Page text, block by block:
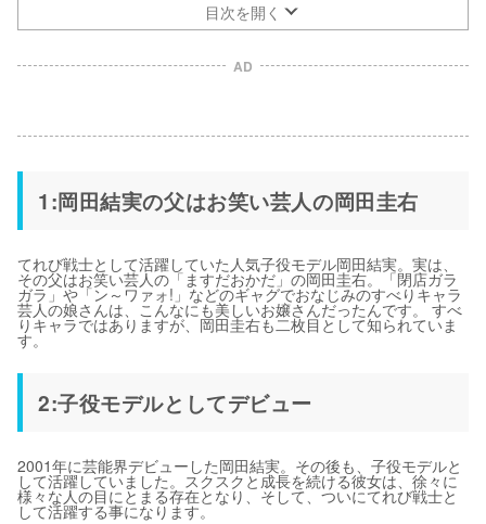
目次を開く
AD
1:岡田結実の父はお笑い芸人の岡田圭右
てれび戦士として活躍していた人気子役モデル岡田結実。実は、
その父はお笑い芸人の「ますだおかだ」の岡田圭右。「閉店ガラ
ガラ」や「ン～ワァォ!」などのギャグでおなじみのすべりキャラ
芸人の娘さんは、こんなにも美しいお嬢さんだったんです。 すべ
りキャラではありますが、岡田圭右も二枚目として知られていま
す。
2:子役モデルとしてデビュー
2001年に芸能界デビューした岡田結実。その後も、子役モデルと
して活躍していました。スクスクと成長を続ける彼女は、徐々に
様々な人の目にとまる存在となり、そして、ついにてれび戦士と
して活躍する事になります。